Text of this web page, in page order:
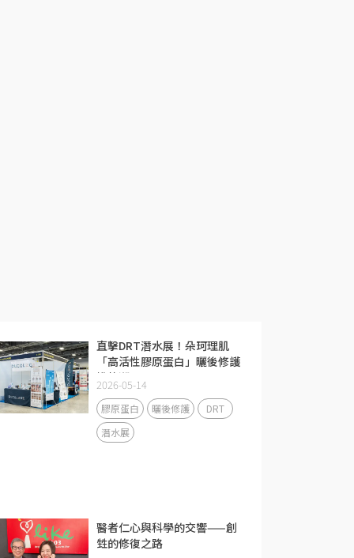
直擊DRT潛水展！朵珂理肌
「高活性膠原蛋白」曬後修護
掀熱潮
2026-05-14
膠原蛋白 曬後修護
DRT
潛水展
醫者仁心與科學的交響——創
甡的修復之路